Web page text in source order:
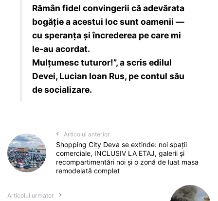
Rămân fidel convingerii că adevărata
bogăție a acestui loc sunt oamenii —
cu speranța și încrederea pe care mi
le-au acordat.
Mulțumesc tuturor!”, a scris edilul
Devei, Lucian Ioan Rus, pe contul său
de socializare.
Articolul anterior
Shopping City Deva se extinde: noi spații
comerciale, INCLUSIV LA ETAJ, galerii și
recompartimentări noi și o zonă de luat masa
remodelată complet
Articolul următor